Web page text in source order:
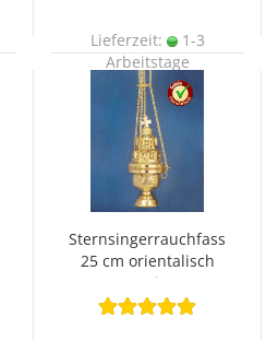
Lieferzeit:
1-3
Arbeitstage
Sternsingerrauchfass
25 cm orientalisch
Messing